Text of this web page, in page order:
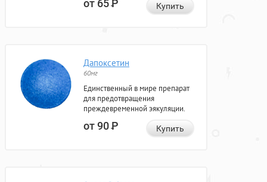
от 65Р Купить
Дапоксетин
60мг
Единственный в мире препарат
для предотвращения
преждевременной эякуляции.
от 90Р Купить